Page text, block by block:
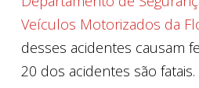
Veículos Motorizados da
desses acidentes causam
20 dos acidentes são fatais.